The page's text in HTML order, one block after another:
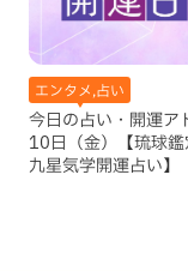
エンタメ,占い
今日の占い・開運ア
10日（金）【琉球鑑
九星気学開運占い】